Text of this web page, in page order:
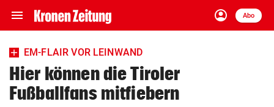
menu Navigation
ein-/ausklappen
account_circle
Anmelden
Abo
close Schließen
account_circle Anmelden
EM-FLAIR VOR LEINWAND
Hier können die Tiroler
Fußballfans mitfiebern